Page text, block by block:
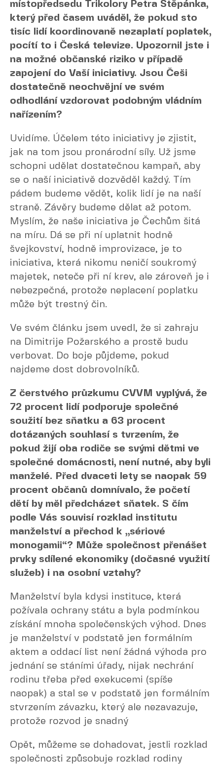
místopředsedu Trikolory Petra Štěpánka,
který před časem uváděl, že pokud sto
tisíc lidí koordinovaně nezaplatí poplatek,
pocítí to i Česká televize. Upozornil jste i
na možné občanské riziko v případě
zapojení do Vaší iniciativy. Jsou Češi
dostatečně neochvějní ve svém
odhodlání vzdorovat podobným vládním
nařízením?
Uvidíme. Účelem této iniciativy je zjistit,
jak na tom jsou pronárodní síly. Už jsme
schopni udělat dostatečnou kampaň, aby
se o naší iniciativě dozvěděl každý. Tím
pádem budeme vědět, kolik lidí je na naší
straně. Závěry budeme dělat až potom.
Myslím, že naše iniciativa je Čechům šitá
na míru. Dá se při ní uplatnit hodně
švejkovství, hodně improvizace, je to
iniciativa, která nikomu neničí soukromý
majetek, neteče při ní krev, ale zároveň je i
nebezpečná, protože neplacení poplatku
může být trestný čin.
Ve svém článku jsem uvedl, že si zahraju
na Dimitrije Požarského a prostě budu
verbovat. Do boje půjdeme, pokud
najdeme dost dobrovolníků.
Z čerstvého průzkumu CVVM vyplývá, že
72 procent lidí podporuje společné
soužití bez sňatku a 63 procent
dotázaných souhlasí s tvrzením, že
pokud žijí oba rodiče se svými dětmi ve
společné domácnosti, není nutné, aby byli
manželé. Před dvaceti lety se naopak 59
procent občanů domnívalo, že početí
dětí by měl předcházet sňatek. S čím
podle Vás souvisí rozklad institutu
manželství a přechod k „sériové
monogamii“? Může společnost přenášet
prvky sdílené ekonomiky (dočasné využití
služeb) i na osobní vztahy?
Manželství byla kdysi instituce, která
požívala ochrany státu a byla podmínkou
získání mnoha společenských výhod. Dnes
je manželství v podstatě jen formálním
aktem a oddací list není žádná výhoda pro
jednání se stáními úřady, nijak nechrání
rodinu třeba před exekucemi (spíše
naopak) a stal se v podstatě jen formálním
stvrzením závazku, který ale nezavazuje,
protože rozvod je snadný
Opět, můžeme se dohadovat, jestli rozklad
společnosti způsobuje rozklad rodiny